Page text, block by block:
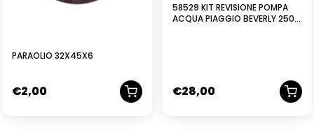
PARAOLIO 32X45X6
€2,00
58529 KIT REVISIONE POMPA
ACQUA PIAGGIO BEVERLY 250
€28,00